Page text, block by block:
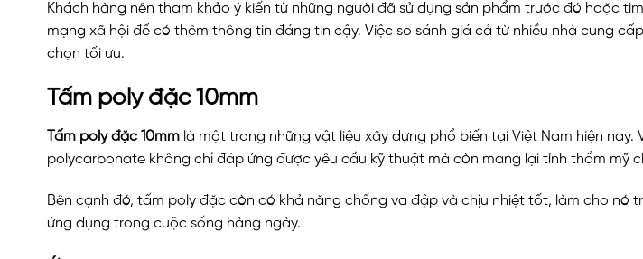
Khách hàng nên tham khảo ý kiến từ những người đã sử dụng sản phẩm trước đó hoặc
mạng xã hội để có thêm thông tin đáng tin cậy. Việc so sánh giá cả từ nhiều nhà cung
chọn tối ưu.
Tấm poly đặc 10mm
Tấm poly đặc 10mm là một trong những vật liệu xây dựng phổ biến tại Việt Nam hiện nay.
polycarbonate không chỉ đáp ứng được yêu cầu kỹ thuật mà còn mang lại tính thẩm mỹ
Bên cạnh đó, tấm poly đặc còn có khả năng chống va đập và chịu nhiệt tốt, làm cho nó
ứng dụng trong cuộc sống hàng ngày.